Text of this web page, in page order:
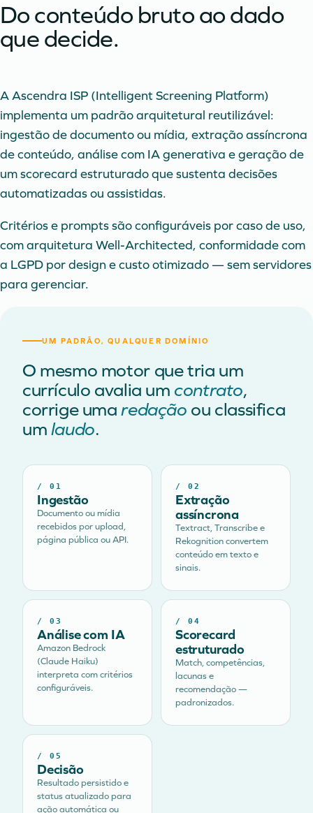
Do conteúdo bruto ao dado
que decide.
A Ascendra ISP (Intelligent Screening Platform)
implementa um padrão arquitetural reutilizável:
ingestão de documento ou mídia, extração assíncrona
de conteúdo, análise com IA generativa e geração de
um scorecard estruturado que sustenta decisões
automatizadas ou assistidas.
Critérios e prompts são configuráveis por caso de uso,
com arquitetura Well-Architected, conformidade com
a LGPD por design e custo otimizado — sem servidores
para gerenciar.
UM PADRÃO, QUALQUER DOMÍNIO
O mesmo motor que tria um
currículo avalia um contrato,
corrige uma redação ou classifica
umlaudo.
/ 01
Ingestão
Documento ou mídia
recebidos por upload,
página pública ou API.
/ 02
Extração
assíncrona
Textract, Transcribe e
Rekognition convertem
conteúdo em texto e
sinais.
/ 03
Análise com IA
Amazon Bedrock
(Claude Haiku)
interpreta com critérios
configuráveis.
/ 04
Scorecard
estruturado
Match, competências,
lacunas e
recomendação —
padronizados.
/ 05
Decisão
Resultado persistido e
status atualizado para
ação automática ou